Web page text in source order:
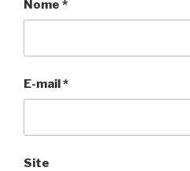
Nome *
E-mail*
Site